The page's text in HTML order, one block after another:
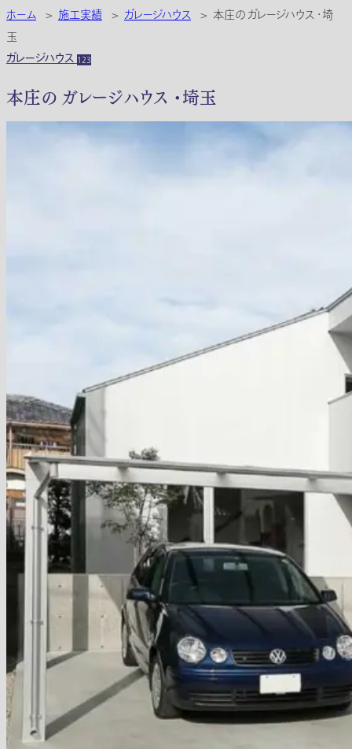
ホーム > 施工実績 > ガレージハウス > 本庄の ガレージハウス ・埼
玉
ガレージハウス123
本庄の ガレージハウス ・埼玉